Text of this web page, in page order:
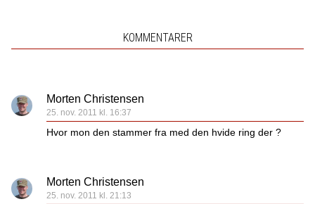
KOMMENTARER
Morten Christensen
25. nov. 2011 kl. 16:37
Hvor mon den stammer fra med den hvide ring der ?
Morten Christensen
25. nov. 2011 kl. 21:13